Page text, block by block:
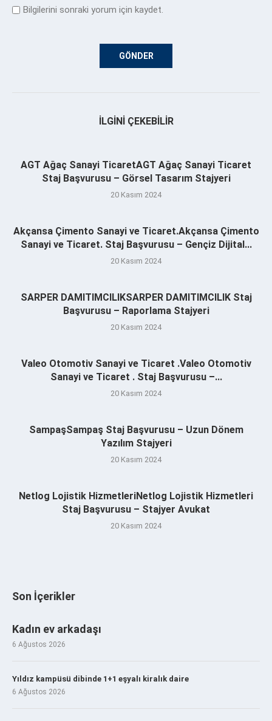
Bilgilerini sonraki yorum için kaydet.
İLGINI ÇEKEBILIR
AGT Ağaç Sanayi TicaretAGT Ağaç Sanayi Ticaret
Staj Başvurusu – Görsel Tasarım Stajyeri
20 Kasım 2024
Akçansa Çimento Sanayi ve Ticaret.Akçansa Çimento
Sanayi ve Ticaret. Staj Başvurusu – Gençiz Dijital...
20 Kasım 2024
SARPER DAMITIMCILIKSARPER DAMITIMCILIK Staj
Başvurusu – Raporlama Stajyeri
20 Kasım 2024
Valeo Otomotiv Sanayi ve Ticaret .Valeo Otomotiv
Sanayi ve Ticaret . Staj Başvurusu –...
20 Kasım 2024
SampaşSampaş Staj Başvurusu – Uzun Dönem
Yazılım Stajyeri
20 Kasım 2024
Netlog Lojistik HizmetleriNetlog Lojistik Hizmetleri
Staj Başvurusu – Stajyer Avukat
20 Kasım 2024
Son İçerikler
Kadın ev arkadaşı
6 Ağustos 2026
Yıldız kampüsü dibinde 1+1 eşyalı kiralık daire
6 Ağustos 2026